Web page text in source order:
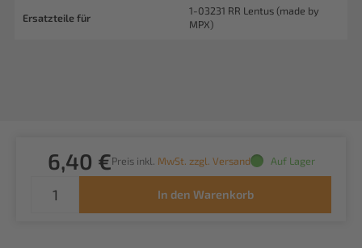
Ersatzteile für
1-03231 RR Lentus (made by
MPX)
6,40 €Preis inkl. MwSt. zzgl. Versand Auf Lager
In den Warenkorb